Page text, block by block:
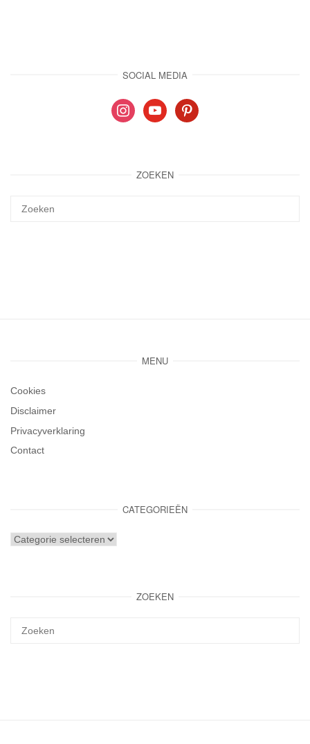
SOCIAL MEDIA
instagramyoutubepinterest
ZOEKEN
MENU
Cookies
Disclaimer
Privacyverklaring
Contact
CATEGORIEËN
Categorieën
ZOEKEN